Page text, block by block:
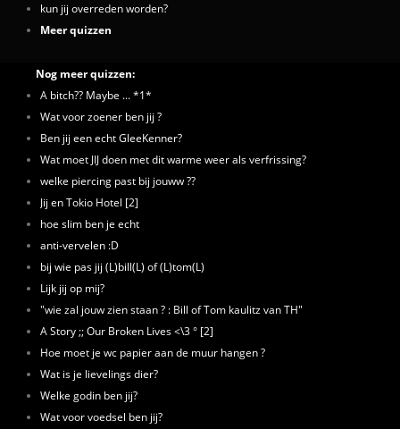
kun jij overreden worden?
Meer quizzen
Nog meer quizzen:
A bitch?? Maybe ... *1*
Wat voor zoener ben jij ?
Ben jij een echt GleeKenner?
Wat moet JIJ doen met dit warme weer als verfrissing?
welke piercing past bij jouww ??
Jij en Tokio Hotel [2]
hoe slim ben je echt
anti-vervelen :D
bij wie pas jij (L)bill(L) of (L)tom(L)
Lijk jij op mij?
"wie zal jouw zien staan ? : Bill of Tom kaulitz van TH"
A Story ;; Our Broken Lives <\3 ° [2]
Hoe moet je wc papier aan de muur hangen ?
Wat is je lievelings dier?
Welke godin ben jij?
Wat voor voedsel ben jij?